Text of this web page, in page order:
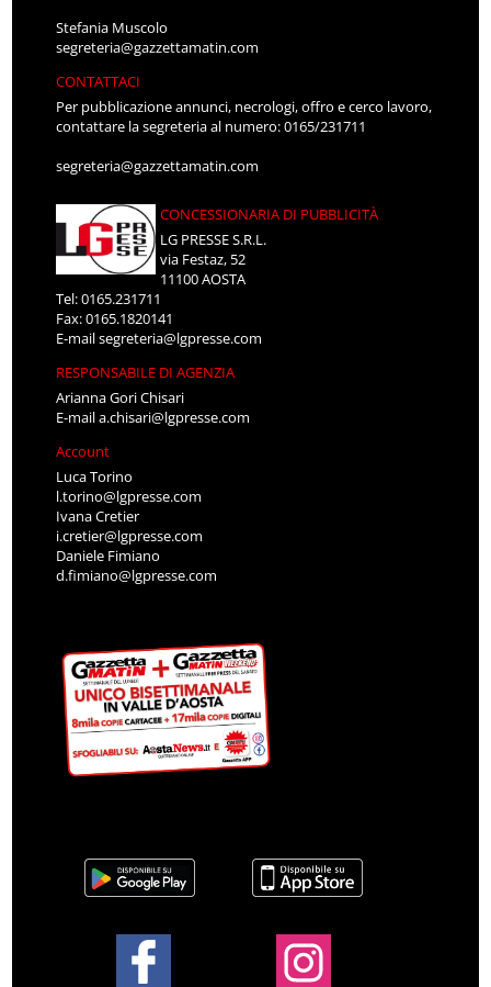
Stefania Muscolo
segreteria@gazzettamatin.com
CONTATTACI
Per pubblicazione annunci, necrologi, offro e cerco lavoro,
contattare la segreteria al numero: 0165/231711
segreteria@gazzettamatin.com
CONCESSIONARIA DI PUBBLICITÀ
LG PRESSE S.R.L.
via Festaz, 52
11100 AOSTA
Tel: 0165.231711
Fax: 0165.1820141
E-mailsegreteria@lgpresse.com
RESPONSABILE DI AGENZIA
Arianna Gori Chisari
E-maila.chisari@lgpresse.com
Account
Luca Torino
l.torino@lgpresse.com
Ivana Cretier
i.cretier@lgpresse.com
Daniele Fimiano
d.fimiano@lgpresse.com